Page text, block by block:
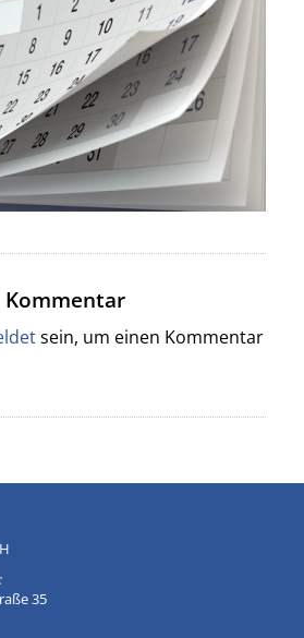
Kommentar
sein, um einen Kommentar
35